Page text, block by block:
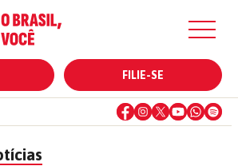
FILIE-SE